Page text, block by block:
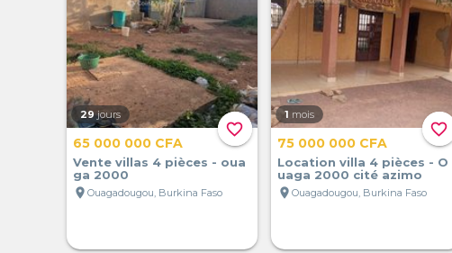
favorite_border
29 jours
65 000 000 CFA
Vente villas 4 pièces - oua
ga 2000
location_on Ouagadougou, Burkina Faso
favorite_border
1 mois
75 000 000 CFA
Location villa 4 pièces - O
uaga 2000 cité azimo
location_on Ouagadougou, Burkina Faso